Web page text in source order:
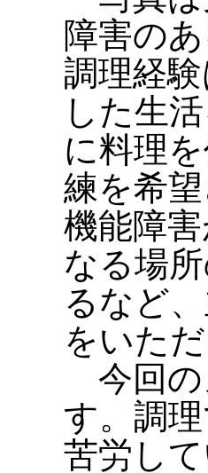
障害の
調理経
した生
に料理
練を希
機能障
なる場
るなど
をいた
今回の
す。調
苦労し